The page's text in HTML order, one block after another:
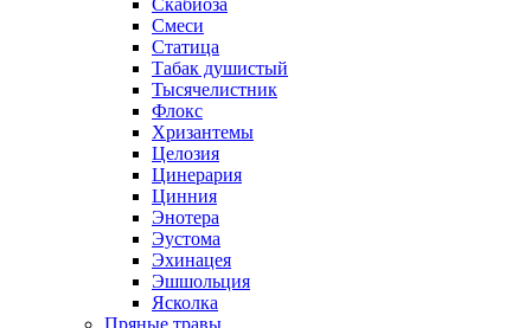
Скабиоза
Смеси
Статица
Табак душистый
Тысячелистник
Флокс
Хризантемы
Целозия
Цинерария
Цинния
Энотера
Эустома
Эхинацея
Эшшольция
Ясколка
Пряные травы